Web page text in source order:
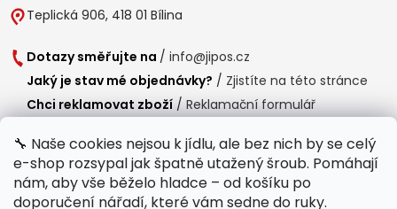
🔧 Naše cookies nejsou k jídlu, ale bez nich by se celý
e-shop rozsypal jak špatně utažený šroub. Pomáhají
nám, aby vše běželo hladce – od košíku po
doporučení nářadí, které vám sedne do ruky.
Teplická 906, 418 01 Bílina
Dotazy směřujte na / info@jipos.cz
Jaký je stav mé objednávky? / Zjistíte na této stránce
Chci reklamovat zboží / Reklamační formulář
Provozní doba
Po-Čt / 8:00 - 15:00